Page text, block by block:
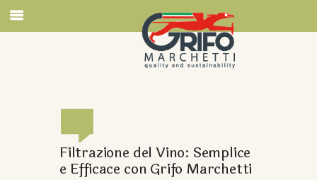
Filtrazione del Vino: Semplice
e Efficace con Grifo Marchetti